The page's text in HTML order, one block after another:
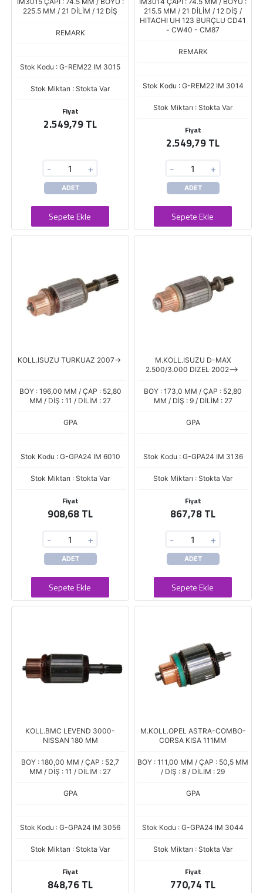
225.5 MM / 21 DİLİM / 12 DİŞ
REMARK
Stok Kodu : G-REM22 IM 3015
Stok Miktarı : Stokta Var
Fiyat
2.549,79 TL
- +
ADET
Sepete Ekle
215.5 MM / 21 DİLİM / 12 DİŞ /
HITACHI UH 123 BURÇLU CD41
- CW40 - CM87
REMARK
Stok Kodu : G-REM22 IM 3014
Stok Miktarı : Stokta Var
Fiyat
2.549,79 TL
- +
ADET
Sepete Ekle
KOLL.ISUZU TURKUAZ 2007->
BOY : 196,00 MM / ÇAP : 52,80
MM / DİŞ : 11 / DİLİM : 27
GPA
Stok Kodu : G-GPA24 IM 6010
Stok Miktarı : Stokta Var
Fiyat
908,68 TL
- +
ADET
Sepete Ekle
M.KOLL.ISUZU D-MAX
2.500/3.000 DIZEL 2002-->
BOY : 173,0 MM / ÇAP : 52,80
MM / DİŞ : 9 / DİLİM : 27
GPA
Stok Kodu : G-GPA24 IM 3136
Stok Miktarı : Stokta Var
Fiyat
867,78 TL
- +
ADET
Sepete Ekle
KOLL.BMC LEVEND 3000-
NISSAN 180 MM
BOY : 180,00 MM / ÇAP : 52,7
MM / DİŞ : 11 / DİLİM : 27
GPA
Stok Kodu : G-GPA24 IM 3056
Stok Miktarı : Stokta Var
Fiyat
848,76 TL
M.KOLL.OPEL ASTRA-COMBO-
CORSA KISA 111MM
BOY : 111,00 MM / ÇAP : 50,5 MM
/ DİŞ : 8 / DİLİM : 29
GPA
Stok Kodu : G-GPA24 IM 3044
Stok Miktarı : Stokta Var
Fiyat
770,74 TL